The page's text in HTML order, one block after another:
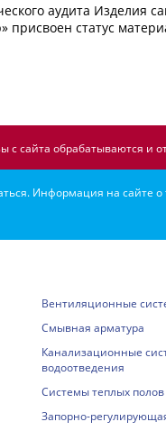
аудита
статус
обрабатываются и
Информация на сайте
Вентиляционные
Смывная арматура
Канализационные
водоотведения
Системы теплых полов
Запорно-